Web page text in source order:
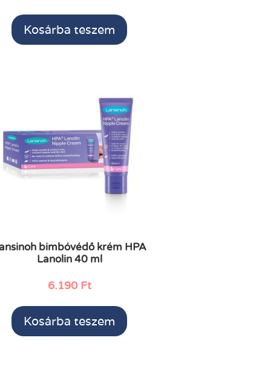
Kosárba teszem
bimbóvédő krém HPA
Lanolin 40 ml
6.190 Ft
Kosárba teszem